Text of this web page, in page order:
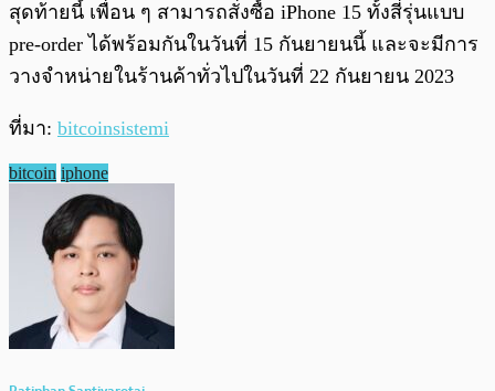
สุดท้ายนี้ เพื่อน ๆ สามารถสั่งซื้อ iPhone 15 ทั้งสี่รุ่นแบบ
pre-order ได้พร้อมกันในวันที่ 15 กันยายนนี้ และจะมีการ
วางจำหน่ายในร้านค้าทั่วไปในวันที่ 22 กันยายน 2023
ที่มา: bitcoinsistemi
bitcoin iphone